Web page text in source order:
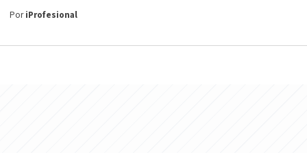
PoriProfesional